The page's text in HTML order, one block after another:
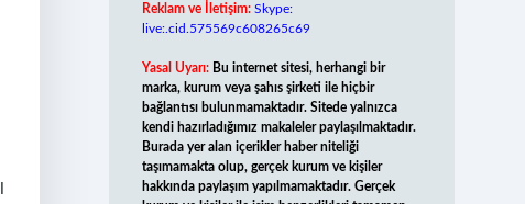
Reklam ve İletişim: Skype:
live:.cid.575569c608265c69
Yasal Uyarı: Bu internet sitesi, herhangi bir
marka, kurum veya şahıs şirketi ile hiçbir
bağlantısı bulunmamaktadır. Sitede yalnızca
kendi hazırladığımız makaleler paylaşılmaktadır.
Burada yer alan içerikler haber niteliği
taşımamakta olup, gerçek kurum ve kişiler
hakkında paylaşım yapılmamaktadır. Gerçek